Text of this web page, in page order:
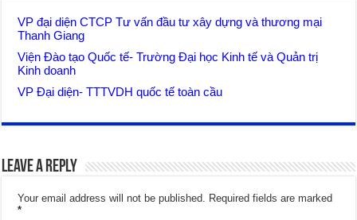
VP đại diện CTCP Tư vấn đầu tư xây dựng và thương mại
Thanh Giang
Viện Đào tạo Quốc tế- Trường Đại học Kinh tế và Quản trị
Kinh doanh
VP Đại diện- TTTVDH quốc tế toàn cầu
Leave a Reply
Your email address will not be published. Required fields are marked
*